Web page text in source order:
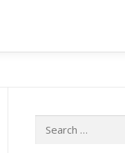
for: